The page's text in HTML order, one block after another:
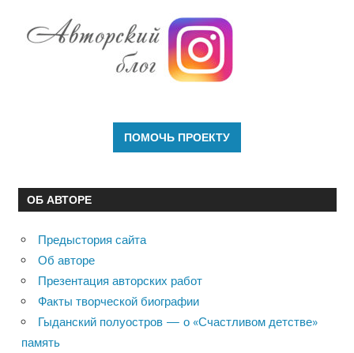
ОБ АВТОРЕ
Предыстория сайта
Об авторе
Презентация авторских работ
Факты творческой биографии
Гыданский полуостров — о «Счастливом детстве»
память